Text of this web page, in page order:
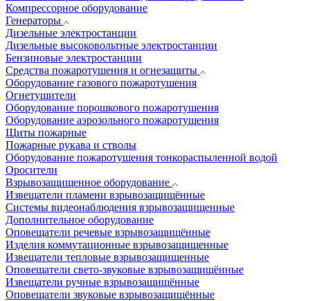
Компрессорное оборудование
Генераторы
Дизельные электростанции
Дизельные высоковольтные электростанции
Бензиновые электростанции
Средства пожаротушения и огнезащиты
Оборудование газового пожаротушения
Огнетушители
Оборудование порошкового пожаротушения
Оборудование аэрозольного пожаротушения
Щиты пожарные
Пожарные рукава и стволы
Оборудование пожаротушения тонкораспыленной водой
Оросители
Взрывозащищенное оборудование
Извещатели пламени взрывозащищённые
Системы видеонаблюдения взрывозащищенные
Дополнительное оборудование
Оповещатели речевые взрывозащищённые
Изделия коммутационные взрывозащищенные
Извещатели тепловые взрывозащищенные
Оповещатели свето-звуковые взрывозащищённые
Извещатели ручные взрывозащищённые
Оповещатели звуковые взрывозащищённые